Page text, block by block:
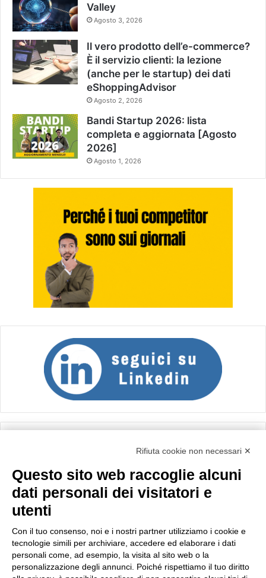
Valley
Agosto 3, 2026
Il vero prodotto dell’e-commerce?
È il servizio clienti: la lezione
(anche per le startup) dei dati
eShoppingAdvisor
Agosto 2, 2026
Bandi Startup 2026: lista
completa e aggiornata [Agosto
2026]
Agosto 1, 2026
Importo netto (€):
Calcola
Rifiuta cookie non necessari ✕
Questo sito web raccoglie alcuni
dati personali dei visitatori e
utenti
Con il tuo consenso, noi e i nostri partner utilizziamo i cookie e
tecnologie simili per archiviare, accedere ed elaborare i dati
personali come, ad esempio, la visita al sito web o la
personalizzazione degli annunci. Poiché rispettiamo il tuo diritto